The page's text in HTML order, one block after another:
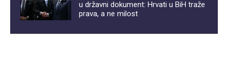
u državni dokument: Hrvati u BiH traže
prava, a ne milost